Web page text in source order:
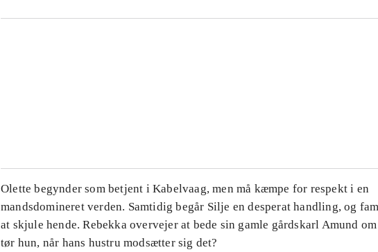
Olette begynder som betjent i Kabelvaag, men må kæmpe for respekt i en
mandsdomineret verden. Samtidig begår Silje en desperat handling, og
at skjule hende. Rebekka overvejer at bede sin gamle gårdskarl Amund
tør hun, når hans hustru modsætter sig det?